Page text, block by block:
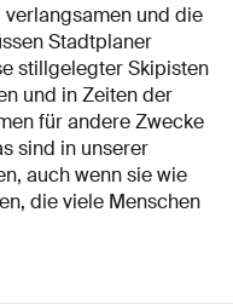
verlangsamen und die
Stadtplaner
stillgelegter Skipisten
und in Zeiten der
für andere Zwecke
sind in unserer
auch wenn sie wie
die viele Menschen